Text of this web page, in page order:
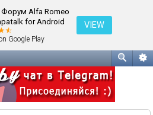
Форум Alfa Romeo
for Android
Google Play
VIEW